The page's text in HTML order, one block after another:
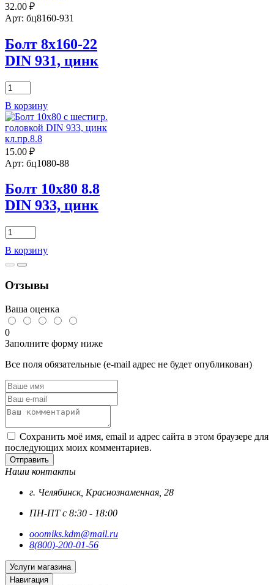
32.00 ₽
Арт: бц8160-931
Болт 8х160-22
DIN 931, цинк
Количество
товара
Болт
8х160-
22
DIN
931,
цинк
В корзину
15.00 ₽
Арт: бц1080-88
Болт 10х80 8.8
DIN 933, цинк
Количество
товара
Болт
10х80
DIN
цинк
В корзину
Отзывы
Ваша оценка
0
Заполните форму ниже
Все поля обязательные (e-mail адрес не будет опубликован)
Сохранить моё имя, email и адрес сайта в этом браузере для
последующих моих комментариев.
Отправить
Наши контакты
г. Челябинск, Краснознаменная, 28
ПН-ПТ с 8:30 - 18:00
ooomiks.kdm@mail.ru
8(800)-200-01-56
Услуги магазина
Навигация